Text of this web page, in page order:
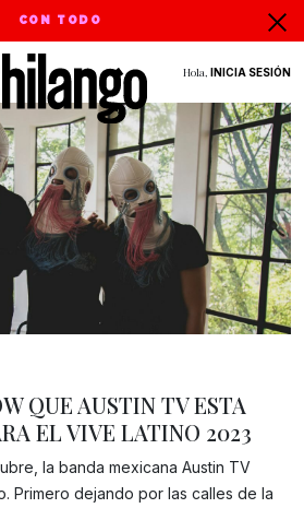
CON TODO
Hola, INICIA SESIÓN
QUE AUSTIN TV ESTA
EL VIVE LATINO 2023
la banda mexicana Austin TV
Primero dejando por las calles de la